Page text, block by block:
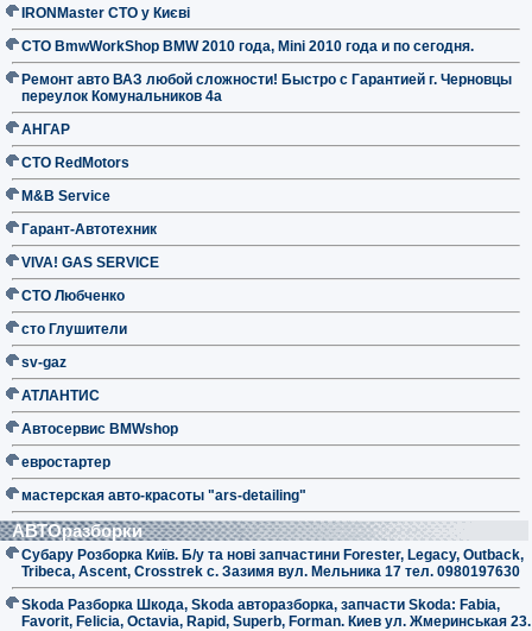
IRONMaster СТО у Києві
СТО BmwWorkShop BMW 2010 года, Mini 2010 года и по сегодня.
Ремонт авто ВАЗ любой сложности! Быстро с Гарантией г. Черновцы
переулок Комунальников 4а
АНГАР
СТО RedMotors
M&B Service
Гарант-Автотехник
VIVA! GAS SERVICE
СТО Любченко
сто Глушители
sv-gaz
АТЛАНТИС
Автосервис BMWshop
евростартер
мастерская авто-красоты "ars-detailing"
АВТОразборки
Субару Розборка Київ. Б/у та нові запчастини Forester, Legacy, Outback,
Tribeca, Ascent, Crosstrek с. Зазимя вул. Мельника 17 тел. 0980197630
Skoda Разборка Шкода, Skoda авторазборка, запчасти Skoda: Fabia,
Favorit, Felicia, Octavia, Rapid, Superb, Forman. Киев ул. Жмеринськая 23.